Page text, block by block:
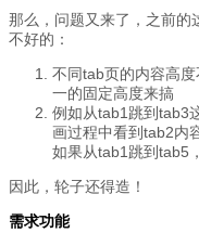
那么，问题又来了，之前的
不好的：
不同tab页的内容高
一的固定高度来搞
例如从tab1跳到tab3
画过程中看到tab2内
如果从tab1跳到tab5
因此，轮子还得造！
需求功能